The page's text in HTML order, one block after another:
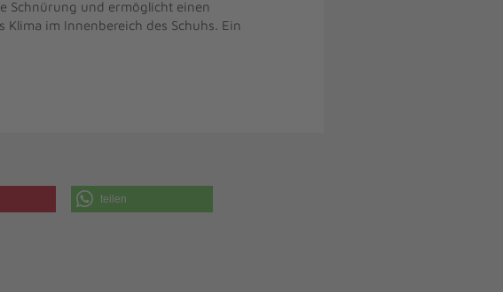
Schnürung und ermöglicht einen
im Innenbereich des Schuhs. Ein
teilen